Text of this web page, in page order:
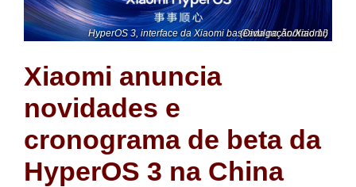
HyperOS 3, interface da Xiaomi baseada no Android 16 (Divulgação/Xiaomi)
Xiaomi anuncia
novidades e
cronograma de beta da
HyperOS 3 na China